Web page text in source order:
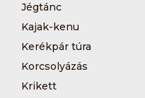
Jégtánc
Kajak-kenu
Kerékpár túra
Korcsolyázás
Krikett